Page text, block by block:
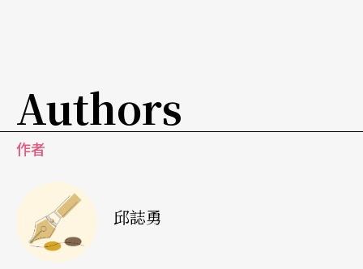
面試圖展現出「數位表演—科技劇場」以逃脫一切
既定的規範、限制、結構與儀式時的傳統窠臼；然
械化」，在極度人為製造（artificiality）的場景裡，
觀者完全通過聲響震撼、強烈的光影煽動，進入如
處於無人荒漠之境般的無感，猶如將觀眾丟入一種
Authors
作者
邱誌勇